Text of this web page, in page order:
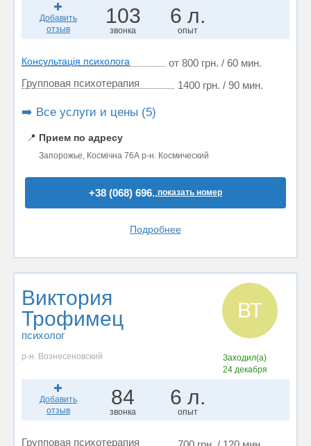
Добавить
отзыв
103
звонка
6 л.
опыт
Консультація психолога
от 800 грн. / 60 мин.
Групповая психотерапия
1400 грн. / 90 мин.
➡️ Все услуги и цены (5)
📍 Прием по адресу
Запорожье, Космічна 76А р-н. Космический
+38 (068) 696..показать номер
Подробнее
Виктория
Трофимец
психолог
ВТ
р-н. Вознесеновский
Заходил(а)
24 декабря
Добавить
отзыв
84
звонка
6 л.
опыт
Групповая психотерапия